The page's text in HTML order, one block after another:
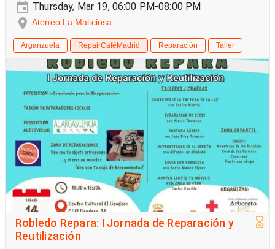
Thursday, Mar 19, 06:00 PM-08:00 PM
Ateneo La Maliciosa
Arganzuela RepairCaféMadrid Reparación Taller
Robledo Repara: I Jornada de Reparación y
Reutilización